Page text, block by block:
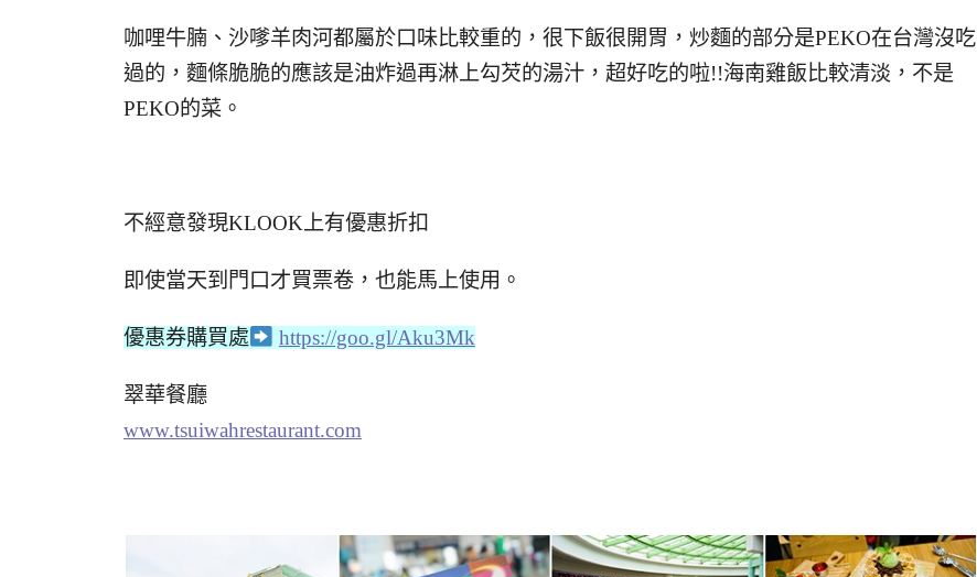
咖哩牛腩、沙嗲羊肉河都屬於口味比較重的，很下飯很開胃，炒麵的部分是PEKO在台灣沒吃
過的，麵條脆脆的應該是油炸過再淋上勾芡的湯汁，超好吃的啦!!海南雞飯比較清淡，不是
PEKO的菜。
不經意發現KLOOK上有優惠折扣
即使當天到門口才買票卷，也能馬上使用。
優惠券購買處 https://goo.gl/Aku3Mk
翠華餐廳
www.tsuiwahrestaurant.com